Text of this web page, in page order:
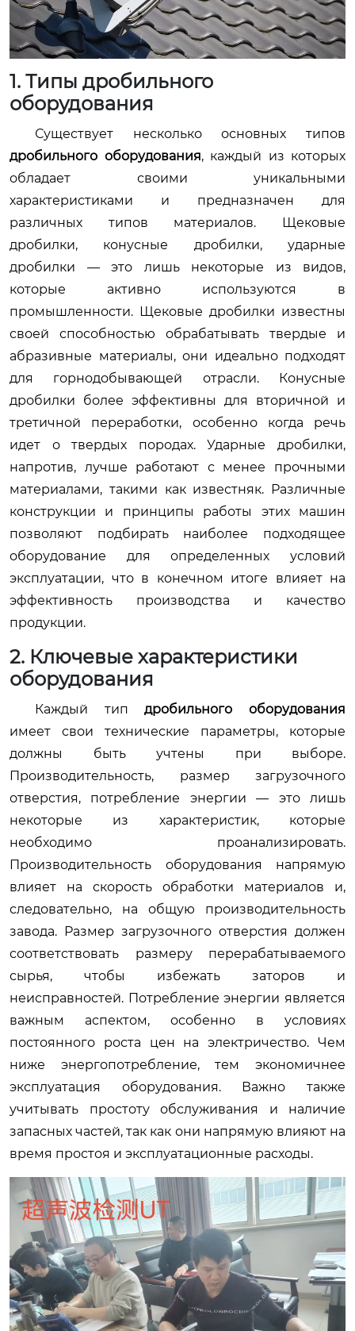
1. Типы дробильного
оборудования
Существует несколько основных типов
дробильного оборудования, каждый из которых
обладает своими уникальными
характеристиками и предназначен для
различных типов материалов. Щековые
дробилки, конусные дробилки, ударные
дробилки — это лишь некоторые из видов,
которые активно используются в
промышленности. Щековые дробилки известны
своей способностью обрабатывать твердые и
абразивные материалы, они идеально подходят
для горнодобывающей отрасли. Конусные
дробилки более эффективны для вторичной и
третичной переработки, особенно когда речь
идет о твердых породах. Ударные дробилки,
напротив, лучше работают с менее прочными
материалами, такими как известняк. Различные
конструкции и принципы работы этих машин
позволяют подбирать наиболее подходящее
оборудование для определенных условий
эксплуатации, что в конечном итоге влияет на
эффективность производства и качество
продукции.
2. Ключевые характеристики
оборудования
Каждый типдробильного оборудования
имеет свои технические параметры, которые
должны быть учтены при выборе.
Производительность, размер загрузочного
отверстия, потребление энергии — это лишь
некоторые из характеристик, которые
необходимо проанализировать.
Производительность оборудования напрямую
влияет на скорость обработки материалов и,
следовательно, на общую производительность
завода. Размер загрузочного отверстия должен
соответствовать размеру перерабатываемого
сырья, чтобы избежать заторов и
неисправностей. Потребление энергии является
важным аспектом, особенно в условиях
постоянного роста цен на электричество. Чем
ниже энергопотребление, тем экономичнее
эксплуатация оборудования. Важно также
учитывать простоту обслуживания и наличие
запасных частей, так как они напрямую влияют на
время простоя и эксплуатационные расходы.